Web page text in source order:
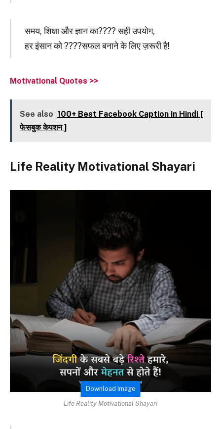
समय, शिक्षा और ज्ञान का???? सही उपयोग,
हर इंसान को ????सफल बनाने के लिए ज़रूरी है!
Motivational Quotes >>
See also 100+ Best Facebook Caption in Hindi [
फेसबुक केपशन ]
Life Reality Motivational Shayari
Download Image
Life Reality Motivational Shayari